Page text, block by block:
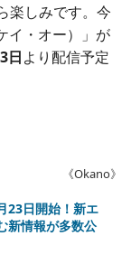
楽しみです。今
イ・オー）」が
日より配信予定
《Okano》
23日開始！新エ
新情報が多数公